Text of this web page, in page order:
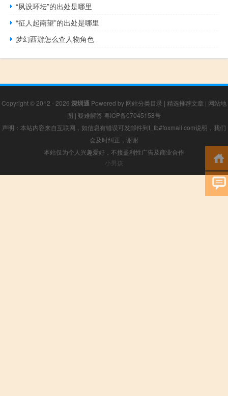
“夙设环坛”的出处是哪里
“征人起南望”的出处是哪里
梦幻西游怎么查人物角色
Copyright © 2012 - 2026 深圳通 Powered by 网站分类目录 | 精选推荐文章 | 网站地
图 | 疑难解答 粤ICP备07045158号
声明：本站内容来自互联网，如信息有错误可发邮件到f_fb#foxmail.com说明，我们
会及时纠正，谢谢
本站仅为个人兴趣爱好，不接盈利性广告及商业合作
小男孩